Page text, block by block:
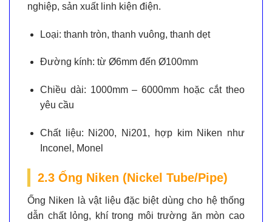
nghiệp, sản xuất linh kiện điện.
Loại: thanh tròn, thanh vuông, thanh dẹt
Đường kính: từ Ø6mm đến Ø100mm
Chiều dài: 1000mm – 6000mm hoặc cắt theo
yêu cầu
Chất liệu: Ni200, Ni201, hợp kim Niken như
Inconel, Monel
2.3 Ống Niken (Nickel Tube/Pipe)
Ống Niken là vật liệu đặc biệt dùng cho hệ thống
dẫn chất lỏng, khí trong môi trường ăn mòn cao